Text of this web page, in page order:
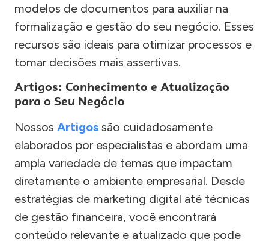
modelos de documentos para auxiliar na
formalização e gestão do seu negócio. Esses
recursos são ideais para otimizar processos e
tomar decisões mais assertivas.
Artigos: Conhecimento e Atualização
para o Seu Negócio
Nossos Artigos são cuidadosamente
elaborados por especialistas e abordam uma
ampla variedade de temas que impactam
diretamente o ambiente empresarial. Desde
estratégias de marketing digital até técnicas
de gestão financeira, você encontrará
conteúdo relevante e atualizado que pode